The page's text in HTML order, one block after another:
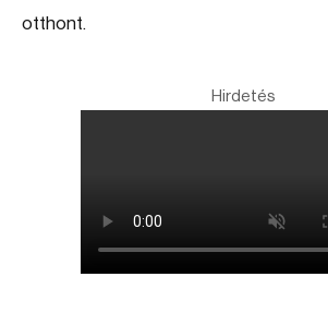
otthont.
Hirdetés